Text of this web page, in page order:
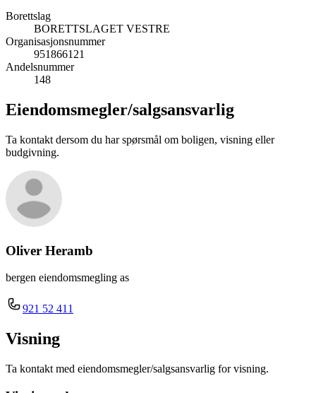
Borettslag
BORETTSLAGET VESTRE
Organisasjonsnummer
951866121
Andelsnummer
148
Eiendomsmegler/salgsansvarlig
Ta kontakt dersom du har spørsmål om boligen, visning eller
budgivning.
Oliver Heramb
bergen eiendomsmegling as
921 52 411
Visning
Ta kontakt med eiendomsmegler/salgsansvarlig for visning.